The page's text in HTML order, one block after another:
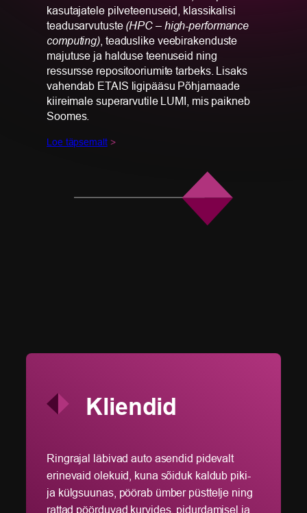
kasutajatele pilveteenuseid, klassikalisi
teadusarvutuste (HPC – high-performance
computing) , teadus­like veebirakenduste
majutuse ja halduse teenuseid ning
ressursse repositooriumite tarbeks. Lisaks
vahendab ETAIS ligipääsu Põhjamaade
kiireimale superarvutile LUMI, mis paikneb
Soomes.
Loe täpsemalt>
Kliendid
Ringrajal läbivad auto asendid pidevalt
erinevaid olekuid, kuna sõiduk kaldub piki-
ja külgsuunas, pöörab ümber püsttelje ning
rattad pöörduvad kurvides, pidurdamisel ja